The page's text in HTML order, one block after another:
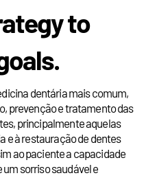
to
dentária mais comum,
prevenção e tratamento das
principalmente aquelas
e à restauração de dentes
ao paciente a capacidade
sorriso saudável e